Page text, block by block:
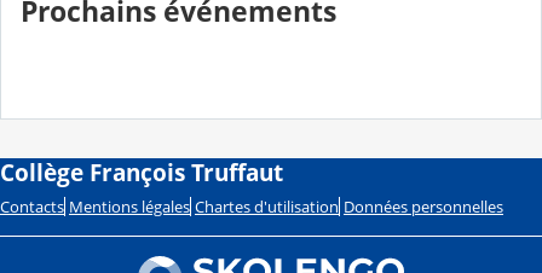
Prochains événements
Collège François Truffaut
Contacts Mentions légales Chartes d'utilisation Données personnelles